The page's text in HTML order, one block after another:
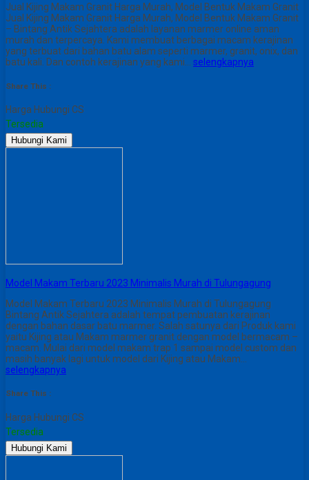
Jual Kijing Makam Granit Harga Murah, Model Bentuk Makam Granit
Jual Kijing Makam Granit Harga Murah, Model Bentuk Makam Granit
– Bintang Antik Sejahtera adalah layanan marmer online aman
murah dan terpercaya. Kami membuat berbagai macam kerajinan
yang terbuat dari bahan batu alam seperti marmer, granit, onix, dan
batu kali. Dan contoh kerajinan yang kami… selengkapnya
Share This :
Harga Hubungi CS
Tersedia
Hubungi Kami
Model Makam Terbaru 2023 Minimalis Murah di Tulungagung
Model Makam Terbaru 2023 Minimalis Murah di Tulungagung
Bintang Antik Sejahtera adalah tempat pembuatan kerajinan
dengan bahan dasar batu marmer. Salah satunya dari Produk kami
yaitu Kijing atau Makam marmer granit dengan model bermacam –
macam. Mulai dari model makam trap 1 sampai model custom dan
masih banyak lagi untuk model dari Kijing atau Makam…
selengkapnya
Share This :
Harga Hubungi CS
Tersedia
Hubungi Kami